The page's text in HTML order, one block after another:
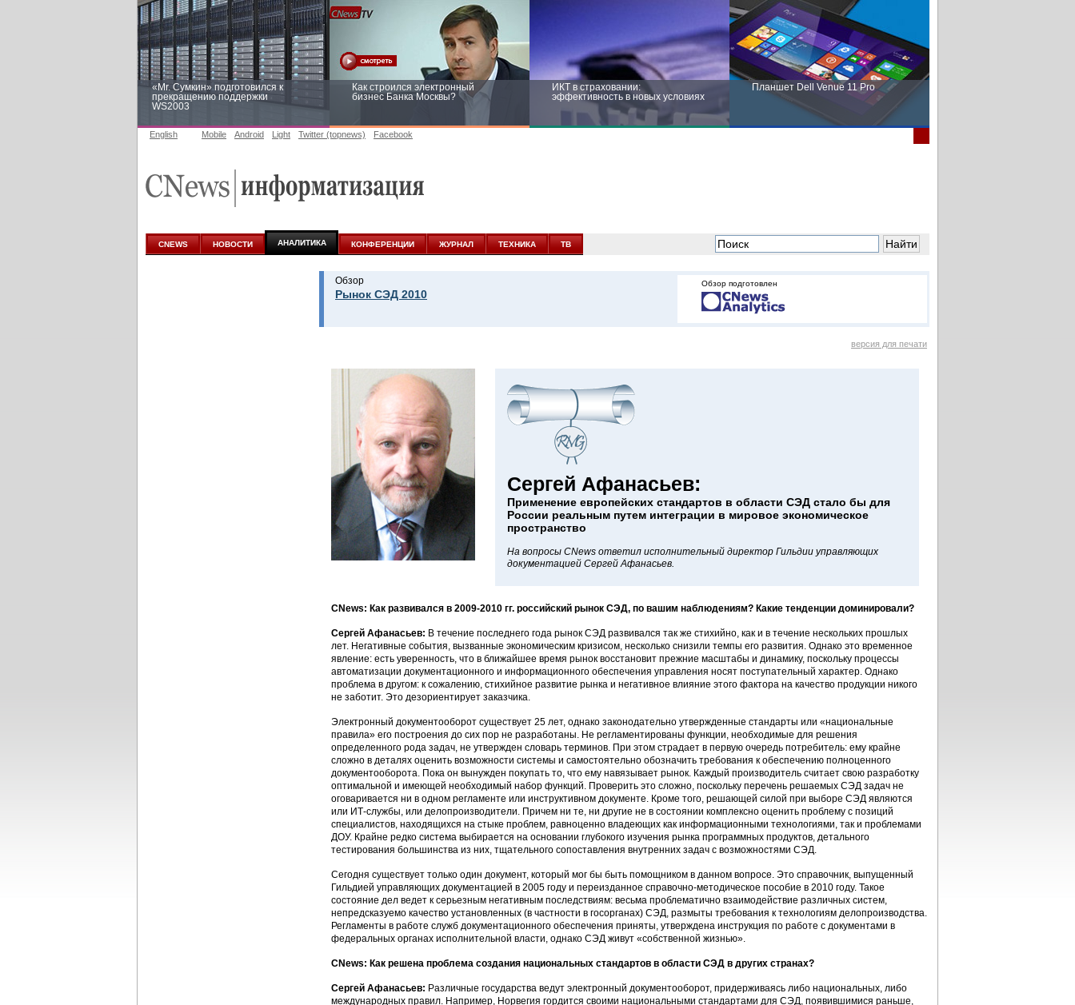
«Mr. Сумкин» подготовился к
прекращению поддержки
WS2003
Как строился электронный
бизнес Банка Москвы?
ИКТ в страховании:
эффективность в новых условиях
Планшет Dell Venue 11 Pro
аналитике
новых условиях
English Mobile Android Light Twitter (topnews) Facebook
CNEWS НОВОСТИ АНАЛИТИКА КОНФЕРЕНЦИИ ЖУРНАЛ ТЕХНИКА ТВ
Обзор
Рынок СЭД 2010
Обзор подготовлен
версия для печати
Сергей Афанасьев:
Применение европейских стандартов в области СЭД стало бы для
России реальным путем интеграции в мировое экономическое
пространство
На вопросы CNews ответил исполнительный директор Гильдии управляющих
документацией Сергей Афанасьев.
CNews: Как развивался в 2009-2010 гг. российский рынок СЭД, по вашим наблюдениям? Какие тенденции доминировали?
Сергей Афанасьев: В течение последнего года рынок СЭД развивался так же стихийно, как и в течение нескольких прошлых
лет. Негативные события, вызванные экономическим кризисом, несколько снизили темпы его развития. Однако это временное
явление: есть уверенность, что в ближайшее время рынок восстановит прежние масштабы и динамику, поскольку процессы
автоматизации документационного и информационного обеспечения управления носят поступательный характер. Однако
проблема в другом: к сожалению, стихийное развитие рынка и негативное влияние этого фактора на качество продукции никого
не заботит. Это дезориентирует заказчика.
Электронный документооборот существует 25 лет, однако законодательно утвержденные стандарты или «национальные
правила» его построения до сих пор не разработаны. Не регламентированы функции, необходимые для решения
определенного рода задач, не утвержден словарь терминов. При этом страдает в первую очередь потребитель: ему крайне
сложно в деталях оценить возможности системы и самостоятельно обозначить требования к обеспечению полноценного
документооборота. Пока он вынужден покупать то, что ему навязывает рынок. Каждый производитель считает свою разработку
оптимальной и имеющей необходимый набор функций. Проверить это сложно, поскольку перечень решаемых СЭД задач не
оговаривается ни в одном регламенте или инструктивном документе. Кроме того, решающей силой при выборе СЭД являются
или ИТ-службы, или делопроизводители. Причем ни те, ни другие не в состоянии комплексно оценить проблему с позиций
специалистов, находящихся на стыке проблем, равноценно владеющих как информационными технологиями, так и проблемами
ДОУ. Крайне редко система выбирается на основании глубокого изучения рынка программных продуктов, детального
тестирования большинства из них, тщательного сопоставления внутренних задач с возможностями СЭД.
Сегодня существует только один документ, который мог бы быть помощником в данном вопросе. Это справочник, выпущенный
Гильдией управляющих документацией в 2005 году и переизданное справочно-методическое пособие в 2010 году. Такое
состояние дел ведет к серьезным негативным последствиям: весьма проблематично взаимодействие различных систем,
непредсказуемо качество установленных (в частности в госорганах) СЭД, размыты требования к технологиям делопроизводства.
Регламенты в работе служб документационного обеспечения приняты, утверждена инструкция по работе с документами в
федеральных органах исполнительной власти, однако СЭД живут «собственной жизнью».
CNews: Как решена проблема создания национальных стандартов в области СЭД в других странах?
Сергей Афанасьев: Различные государства ведут электронный документооборот, придерживаясь либо национальных, либо
международных правил. Например, Норвегия гордится своими национальными стандартами для СЭД, появившимися раньше,